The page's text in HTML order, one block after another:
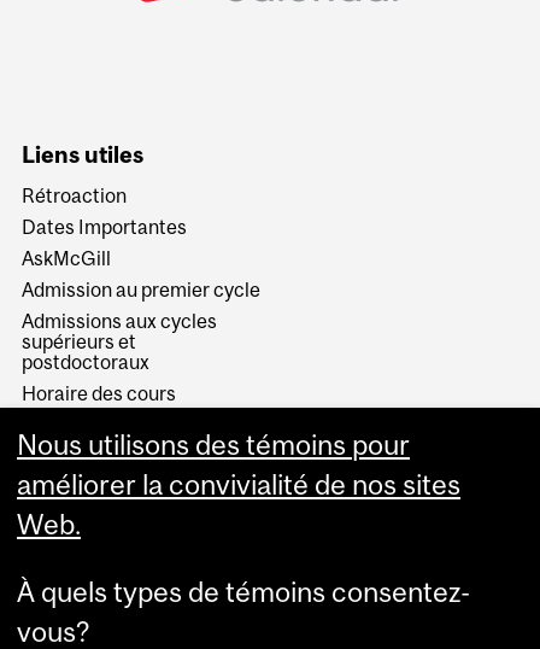
Liens utiles
Rétroaction
Dates Importantes
AskMcGill
Admission au premier cycle
Admissions aux cycles
supérieurs et
postdoctoraux
Horaire des cours
Services aux étudiants
Nous utilisons des témoins pour
améliorer la convivialité de nos sites
Web.
À quels types de témoins consentez-
vous?